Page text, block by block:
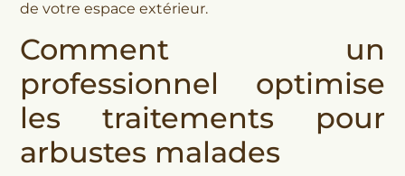
de votre espace extérieur.
Comment un
professionnel optimise
les traitements pour
arbustes malades